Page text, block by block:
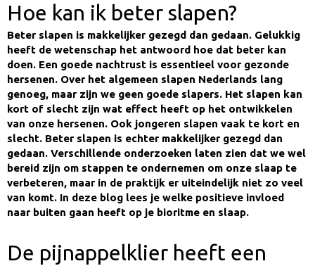
Hoe kan ik beter slapen?
Beter slapen is makkelijker gezegd dan gedaan. Gelukkig
heeft de wetenschap het antwoord hoe dat beter kan
doen. Een goede nachtrust is essentieel voor gezonde
hersenen. Over het algemeen slapen Nederlands lang
genoeg, maar zijn we geen goede slapers. Het slapen kan
kort of slecht zijn wat effect heeft op het ontwikkelen
van onze hersenen. Ook jongeren slapen vaak te kort en
slecht. Beter slapen is echter makkelijker gezegd dan
gedaan. Verschillende onderzoeken laten zien dat we wel
bereid zijn om stappen te ondernemen om onze slaap te
verbeteren, maar in de praktijk er uiteindelijk niet zo veel
van komt. In deze blog lees je welke positieve invloed
naar buiten gaan heeft op je bioritme en slaap.
De pijnappelklier heeft een